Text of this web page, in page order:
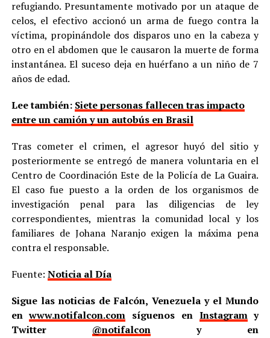
refugiando. Presuntamente motivado por un ataque de
celos, el efectivo accionó un arma de fuego contra la
víctima, propinándole dos disparos uno en la cabeza y
otro en el abdomen que le causaron la muerte de forma
instantánea. El suceso deja en huérfano a un niño de 7
años de edad.
Lee también: Siete personas fallecen tras impacto
entre un camión y un autobús en Brasil
Tras cometer el crimen, el agresor huyó del sitio y
posteriormente se entregó de manera voluntaria en el
Centro de Coordinación Este de la Policía de La Guaira.
El caso fue puesto a la orden de los organismos de
investigación penal para las diligencias de ley
correspondientes, mientras la comunidad local y los
familiares de Johana Naranjo exigen la máxima pena
contra el responsable.
Fuente: Noticia al Día
Sigue las noticias de Falcón, Venezuela y el Mundo
enwww.notifalcon.com síguenos en Instagramy
Twitter @notifalcony en